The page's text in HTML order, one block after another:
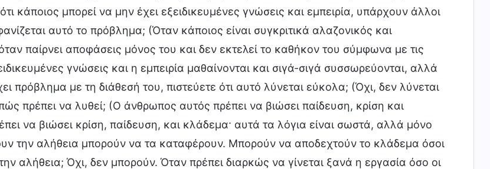
κάποιος μπορεί να μην έχει εξειδικευμένες γνώσεις και εμπειρία, υπάρχουν άλλοι
αυτό το πρόβλημα; (Όταν κάποιος είναι συγκριτικά αλαζονικός και
παίρνει αποφάσεις μόνος του και δεν εκτελεί το καθήκον του σύμφωνα με τις
γνώσεις και η εμπειρία μαθαίνονται και σιγά-σιγά συσσωρεύονται, αλλά
πρόβλημα με τη διάθεσή του, πιστεύετε ότι αυτό λύνεται εύκολα; (Όχι, δεν λύνεται
πρέπει να λυθεί; (Ο άνθρωπος αυτός πρέπει να βιώσει παίδευση, κρίση και
να βιώσει κρίση, παίδευση, και κλάδεμα· αυτά τα λόγια είναι σωστά, αλλά μόνο
την αλήθεια μπορούν να τα καταφέρουν. Μπορούν να αποδεχτούν το κλάδεμα όσοι
αλήθεια; Όχι, δεν μπορούν. Όταν πρέπει διαρκώς να γίνεται ξανά η εργασία όσο οι